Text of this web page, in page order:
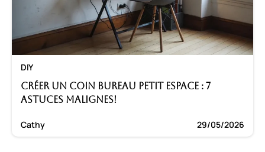
DIY
Créer un coin bureau petit espace : 7
astuces malignes!
Cathy 29/05/2026